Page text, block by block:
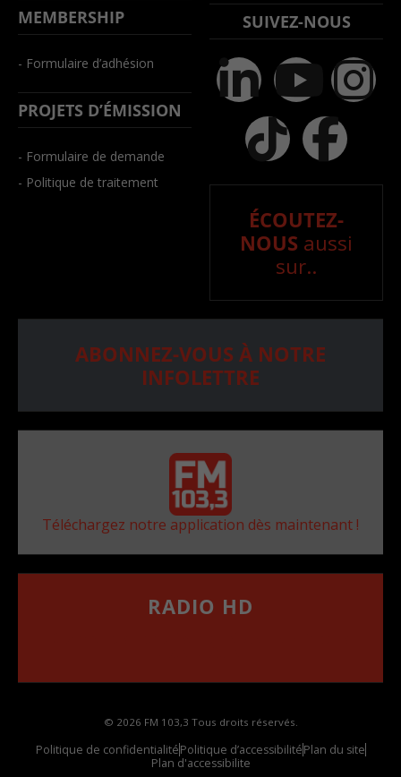
MEMBERSHIP
- Formulaire d’adhésion
PROJETS D’ÉMISSION
- Formulaire de demande
- Politique de traitement
SUIVEZ-NOUS
ÉCOUTEZ-
NOUS aussi
sur..
ABONNEZ-VOUS À NOTRE
INFOLETTRE
Téléchargez notre application dès maintenant !
RADIO HD
© 2026 FM 103,3 Tous droits réservés.
Politique de confidentialitéPolitique d’accessibilitéPlan du site
Plan d'accessibilite